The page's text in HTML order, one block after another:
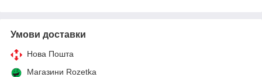
Умови доставки
Нова Пошта
Магазини Rozetka